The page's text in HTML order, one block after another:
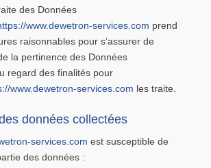
des Données
www.dewetron-services.com prend
raisonnables pour s’assurer de
la pertinence des Données
regard des finalités pour
www.dewetron-services.com les traite.
données collectées
services.com est susceptible de
des données :